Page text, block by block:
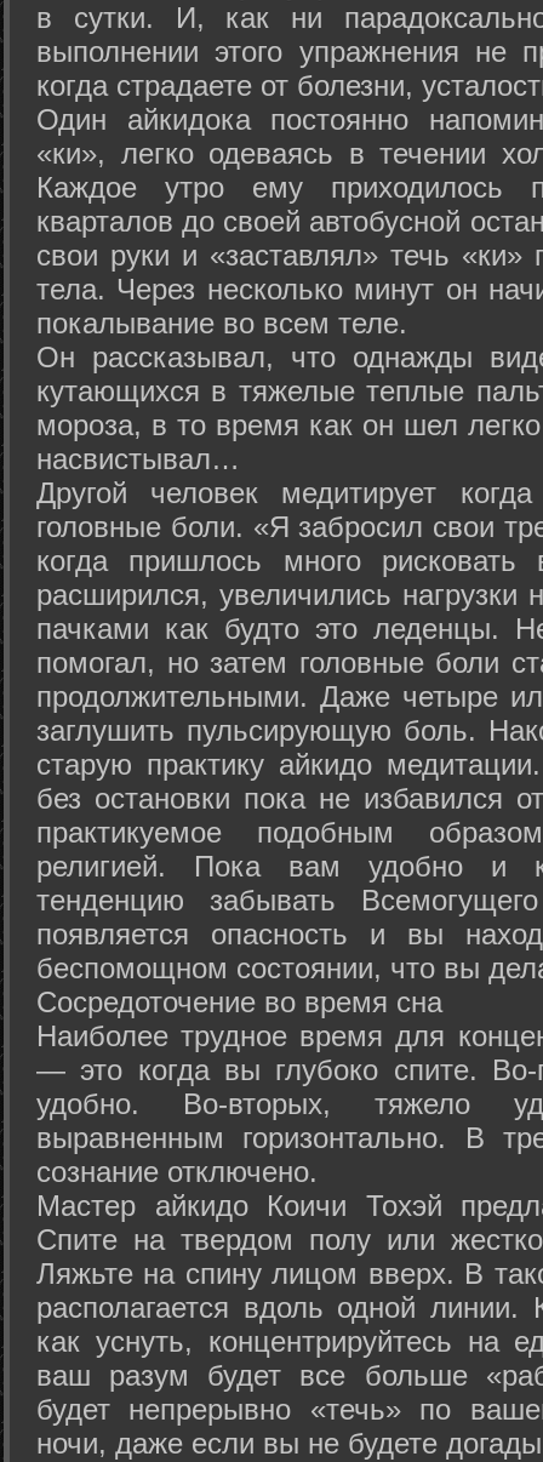
в сутки. И, как ни
выполнении этого упражнения не
когда страдаете от болезни,
Один айкидока постоянно
«ки», легко одеваясь в течении
Каждое утро ему приходилось
кварталов до своей автобусной
свои руки и «заставлял» течь «ки»
тела. Через несколько минут он
покалывание во всем теле.
Он рассказывал, что однажды
кутающихся в тяжелые теплые
мороза, в то время как он шел
насвистывал…
Другой человек медитирует
головные боли. «Я забросил свои
когда пришлось много
расширился, увеличились нагрузки
пачками как будто это леденцы.
помогал, но затем головные боли
продолжительными. Даже четыре
заглушить пульсирующую боль.
старую практику айкидо
без остановки пока не избавился
практикуемое подобным
религией. Пока вам удобно и
тенденцию забывать
появляется опасность и вы
беспомощном состоянии, что вы
Сосредоточение во время сна
Наиболее трудное время для
— это когда вы глубоко спите.
удобно. Во-вторых, тяжело
выравненным горизонтально. В
сознание отключено.
Мастер айкидо Коичи Тохэй
Спите на твердом полу или
Ляжьте на спину лицом вверх. В
располагается вдоль одной
как уснуть, концентрируйтесь на
ваш разум будет все больше
будет непрерывно «течь» по
ночи, даже если вы не будете